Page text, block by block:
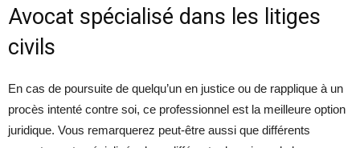
Avocat spécialisé dans les litiges
civils
En cas de poursuite de quelqu’un en justice ou de rapplique à un
procès intenté contre soi, ce professionnel est la meilleure option
juridique. Vous remarquerez peut-être aussi que différents